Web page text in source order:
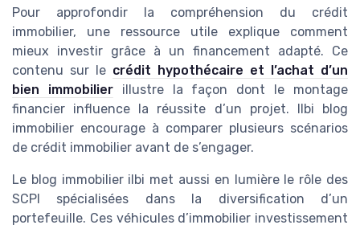
Pour approfondir la compréhension du crédit
immobilier, une ressource utile explique comment
mieux investir grâce à un financement adapté. Ce
contenu sur le crédit hypothécaire et l’achat d’un
bien immobilierillustre la façon dont le montage
financier influence la réussite d’un projet. Ilbi blog
immobilier encourage à comparer plusieurs scénarios
de crédit immobilier avant de s’engager.
Le blog immobilier ilbi met aussi en lumière le rôle des
SCPI spécialisées dans la diversification d’un
portefeuille. Ces véhicules d’immobilier investissement